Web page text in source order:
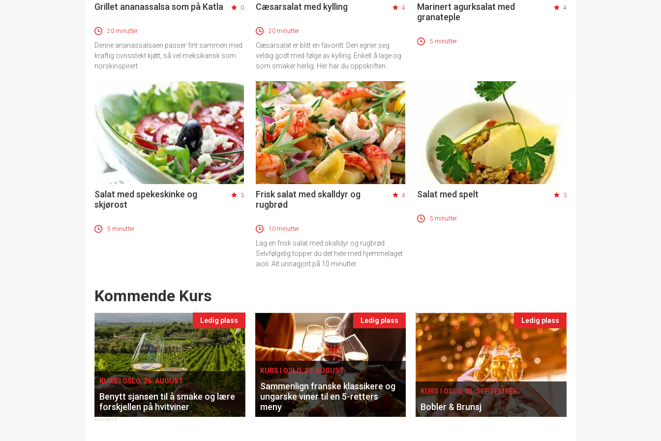
Grillet ananassalsa som på Katla 0
20 minutter
Denne ananassalsaen passer fint sammen med
kraftig ovnsstekt kjøtt, så vel meksikansk som
norskinspirert.
Cæsarsalat med kylling 4
20 minutter
Cæsarsalat er blitt en favoritt. Den egner seg
veldig godt med følge av kylling. Enkelt å lage og
som smaker herlig. Her har du oppskriften.
Marinert agurksalat med
granateple
4
5 minutter
Salat med spekeskinke og
skjørost
3
5 minutter
Frisk salat med skalldyr og
rugbrød
4
10 minutter
Lag en frisk salat med skalldyr og rugbrød.
Selvfølgelig topper du det hele med hjemmelaget
aioli. Alt unnagjort på 10 minutter.
Salat med spelt 3
5 minutter
Events
Kommende Kurs
Ledig plass
KURS I OSLO, 26. AUGUST
Benytt sjansen til å smake og lære
forskjellen på hvitviner
Ledig plass
KURS I OSLO, 27. AUGUST
Sammenlign franske klassikere og
ungarske viner til en 5-retters
meny
Ledig plass
KURS I OSLO, 05. SEPTEMBER
Bobler & Brunsj